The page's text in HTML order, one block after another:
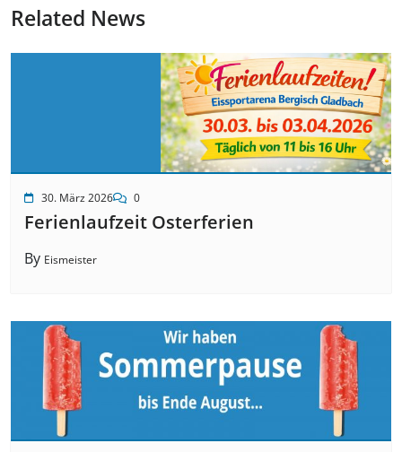
Related News
30. März 2026 0
Ferienlaufzeit Osterferien
By Eismeister